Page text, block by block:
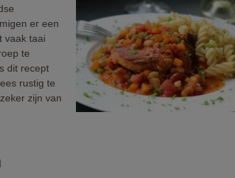
er een
vaak taai
te
dit recept
rustig te
zijn van